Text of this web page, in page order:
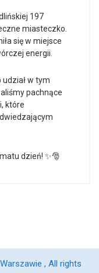
197
miasteczko.
się w miejsce
energii.
w tym
pachnące
które
dzień! ✨🎅
, All rights